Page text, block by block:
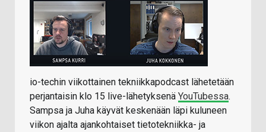
io-techin viikottainen tekniikkapodcast lähetetään
perjantaisin klo 15 live-lähetyksenä YouTubessa.
Sampsa ja Juha käyvät keskenään läpi kuluneen
viikon ajalta ajankohtaiset tietotekniikka- ja